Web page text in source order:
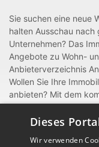
Sie suchen eine neue
halten Ausschau
Unternehmen? Das
Angebote zu Wohn-
Anbieterverzeichnis
Wollen Sie Ihre
anbieten? Mit dem
im Handumdrehen
gewerblicher
Anbieterverzeichnis
Dieses
Wir verwenden